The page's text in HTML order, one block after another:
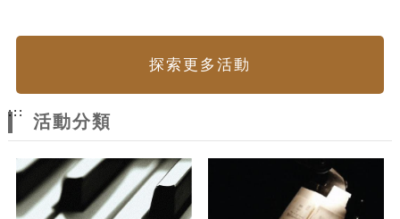
探索更多活動
:::
活動分類